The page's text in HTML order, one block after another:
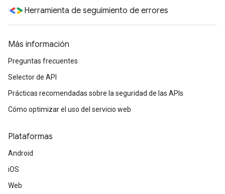
Herramienta de seguimiento de errores
Más información
Preguntas frecuentes
Selector de API
Prácticas recomendadas sobre la seguridad de las APIs
Cómo optimizar el uso del servicio web
Plataformas
Android
iOS
Web